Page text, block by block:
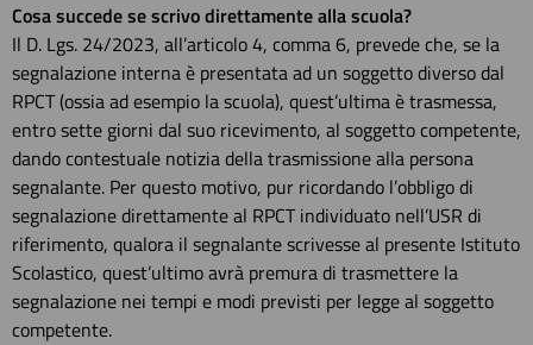
Cosa succede se scrivo direttamente alla scuola?
Il D. Lgs. 24/2023, all’articolo 4, comma 6, prevede che, se la
segnalazione interna è presentata ad un soggetto diverso dal
RPCT (ossia ad esempio la scuola), quest’ultima è trasmessa,
entro sette giorni dal suo ricevimento, al soggetto competente,
dando contestuale notizia della trasmissione alla persona
segnalante. Per questo motivo, pur ricordando l’obbligo di
segnalazione direttamente al RPCT individuato nell’USR di
riferimento, qualora il segnalante scrivesse al presente Istituto
Scolastico, quest’ultimo avrà premura di trasmettere la
segnalazione nei tempi e modi previsti per legge al soggetto
competente.